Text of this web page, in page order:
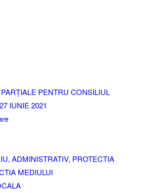
PENTRU CONSILIUL
IUNIE 2021
ADMINISTRATIV, PROTECTIA
MEDIULUI